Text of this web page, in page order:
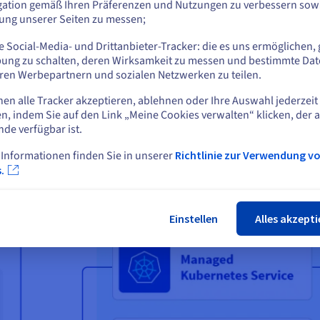
Cloud C3 (Compute Optimized) Instanzen hat
Chicoye, Gründer und technischer Leiter von
der aktuellen Website bleiben
andere Website wählen
gemäß Ihren Präferenzen und Nutzungen zu verbessern
unserer Seiten zu messen;
Social-Media- und Drittanbieter-Tracker: die es uns ermöglichen,
zu schalten, deren Wirksamkeit zu messen und bestimmte
Werbepartnern und sozialen Netzwerken zu teilen.
alle Tracker akzeptieren, ablehnen oder Ihre Auswahl jederzeit
indem Sie auf den Link „Meine Cookies verwalten“ klicken, der
verfügbar ist.
finden Sie in unsererRichtlinie zur Verwendung
Einstellen Alles